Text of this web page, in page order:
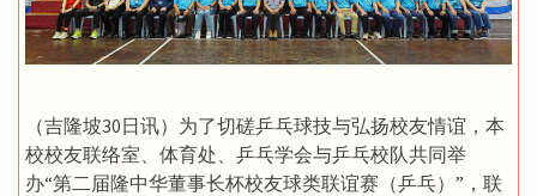
（吉隆坡30日讯）为了切磋乒乓球技与弘扬校友情谊，本
校校友联络室、体育处、乒乓学会与乒乓校队共同举
办“第二届隆中华董事长杯校友球类联谊赛（乒乓）”，联